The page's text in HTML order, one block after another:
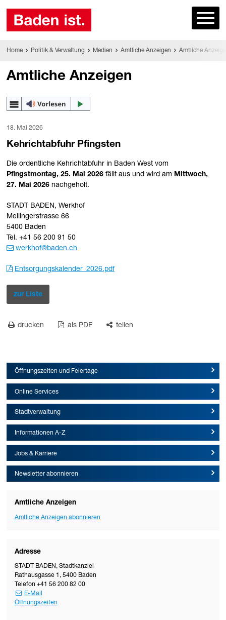
Home Politik & Verwaltung Medien Amtliche Anzeigen Amtliche
Amtliche Anzeigen
18. Mai 2026
Kehrichtabfuhr Pfingsten
Die ordentliche Kehrichtabfuhr in Baden West vom
Pfingstmontag, 25. Mai 2026fällt aus und wird am Mittwoch,
27. Mai 2026nachgeholt.
STADT BADEN, Werkhof
Mellingerstrasse 66
5400 Baden
Tel. +41 56 200 91 50
werkhof@baden.ch
Entsorgungskalender_2026.pdf
zur Liste
drucken als PDF teilen
Öffnungszeiten und Feiertage
Online Services
Stadtverwaltung
Informationen A-Z
Jobs & Karriere
Newsletter abonnieren
Amtliche Anzeigen
Amtliche Anzeigen abonnieren
Adresse
STADT BADEN, Stadtkanzlei
Rathausgasse 1 , 5400 Baden
Telefon +41 56 200 82 00
E-Mail
Öffnungszeiten